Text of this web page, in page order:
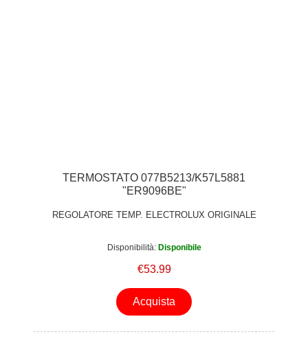
TERMOSTATO 077B5213/K57L5881
"ER9096BE"
REGOLATORE TEMP. ELECTROLUX ORIGINALE
Disponibilità: Disponibile
€53.99
Acquista